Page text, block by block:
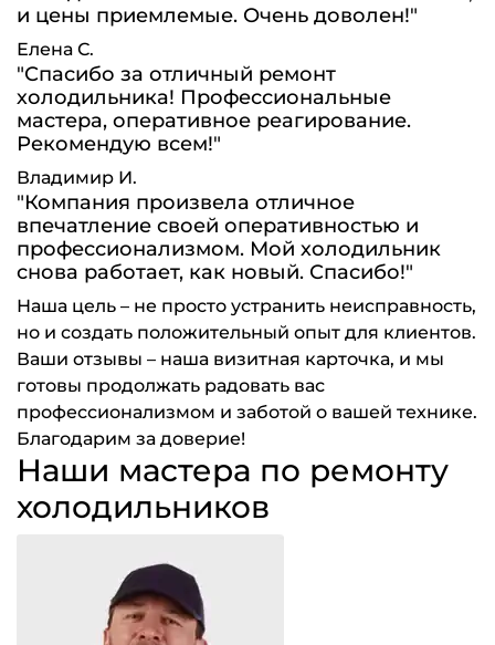
и цены приемлемые. Очень доволен!"
Елена С.
"Спасибо за отличный ремонт
холодильника! Профессиональные
мастера, оперативное реагирование.
Рекомендую всем!"
Владимир И.
"Компания произвела отличное
впечатление своей оперативностью и
профессионализмом. Мой холодильник
снова работает, как новый. Спасибо!"
Наша цель – не просто устранить неисправность,
но и создать положительный опыт для клиентов.
Ваши отзывы – наша визитная карточка, и мы
готовы продолжать радовать вас
профессионализмом и заботой о вашей технике.
Благодарим за доверие!
Наши мастера по ремонту
холодильников